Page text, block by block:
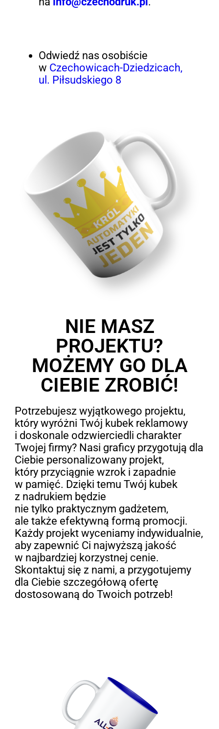
Odwiedź nas osobiście
w Czechowicach-Dziedzicach,
ul. Piłsudskiego 8
NIE MASZ
PROJEKTU?
MOŻEMY GO DLA
CIEBIE ZROBIĆ!
Potrzebujesz wyjątkowego projektu,
który wyróżni Twój kubek reklamowy
i doskonale odzwierciedli charakter
Twojej firmy? Nasi graficy przygotują dla
Ciebie personalizowany projekt,
który przyciągnie wzrok i zapadnie
w pamięć. Dzięki temu Twój kubek
z nadrukiem będzie
nie tylko praktycznym gadżetem,
ale także efektywną formą promocji.
Każdy projekt wyceniamy indywidualnie,
aby zapewnić Ci najwyższą jakość
w najbardziej korzystnej cenie.
Skontaktuj się z nami, a przygotujemy
dla Ciebie szczegółową ofertę
dostosowaną do Twoich potrzeb!